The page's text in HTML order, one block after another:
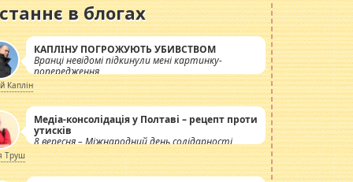
в блогах
КАПЛІНУ ПОГРОЖУЮТЬ УБИВСТВОМ
Вранці невідомі підкинули мені картинку-
попередження
Каплін
Медіа-консолідація у Полтаві – рецепт проти
утисків
8 вересня – Міжнародний день солідарності
журналістів.
Труш